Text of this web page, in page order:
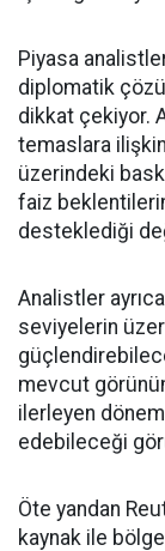
Piyasa
diplomatik
dikkat çekiyor.
temaslara
üzerindeki
faiz
desteklediği
Analistler
seviyelerin
mevcut
ilerleyen
edebileceği
Öte yandan
kaynak ile